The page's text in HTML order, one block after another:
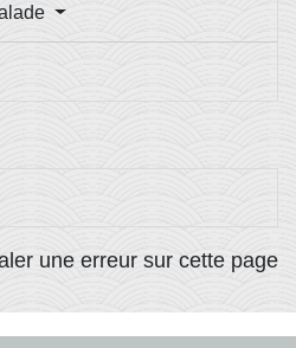
une erreur sur cette page